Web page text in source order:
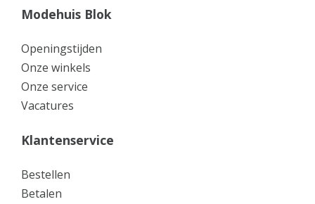
Modehuis Blok
Openingstijden
Onze winkels
Onze service
Vacatures
Klantenservice
Bestellen
Betalen